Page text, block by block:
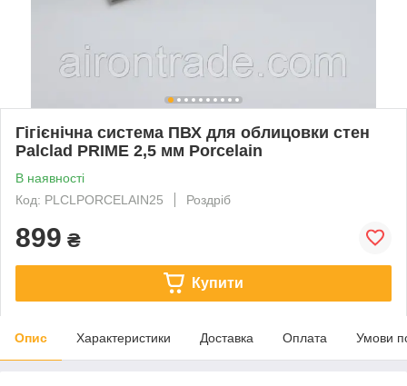
Гігієнічна система ПВХ для облицовки стен
Palclad PRIME 2,5 мм Porcelain
В наявності
Код: PLCLPORCELAIN25
Роздріб
899 ₴
Купити
Опис Характеристики Доставка Оплата Умови